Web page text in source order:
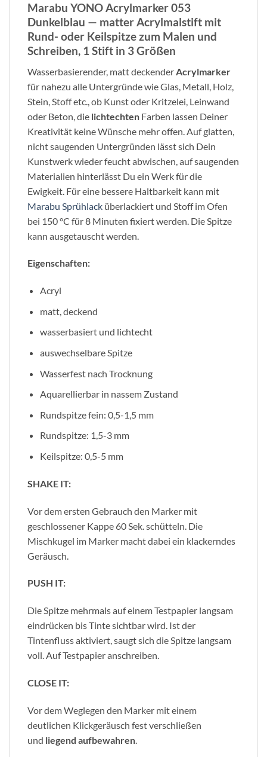
Marabu YONO Acrylmarker 053
Dunkelblau — matter Acrylmalstift mit
Rund- oder Keilspitze zum Malen und
Schreiben, 1 Stift in 3 Größen
Wasserbasierender, matt deckender Acrylmarker
für nahezu alle Untergründe wie Glas, Metall, Holz,
Stein, Stoff etc., ob Kunst oder Kritzelei, Leinwand
oder Beton, die lichtechten Farben lassen Deiner
Kreativität keine Wünsche mehr offen. Auf glatten,
nicht saugenden Untergründen lässt sich Dein
Kunstwerk wieder feucht abwischen, auf saugenden
Materialien hinterlässt Du ein Werk für die
Ewigkeit. Für eine bessere Haltbarkeit kann mit
Marabu Sprühlack überlackiert und Stoff im Ofen
bei 150 °C für 8 Minuten fixiert werden. Die Spitze
kann ausgetauscht werden.
Eigenschaften:
Acryl
matt, deckend
wasserbasiert und lichtecht
auswechselbare Spitze
Wasserfest nach Trocknung
Aquarellierbar in nassem Zustand
Rundspitze fein: 0,5-1,5 mm
Rundspitze: 1,5-3 mm
Keilspitze: 0,5-5 mm
SHAKE IT:
Vor dem ersten Gebrauch den Marker mit
geschlossener Kappe 60 Sek. schütteln. Die
Mischkugel im Marker macht dabei ein klackerndes
Geräusch.
PUSH IT:
Die Spitze mehrmals auf einem Testpapier langsam
eindrücken bis Tinte sichtbar wird. Ist der
Tintenfluss aktiviert, saugt sich die Spitze langsam
voll. Auf Testpapier anschreiben.
CLOSE IT:
Vor dem Weglegen den Marker mit einem
deutlichen Klickgeräusch fest verschließen
und liegend aufbewahren